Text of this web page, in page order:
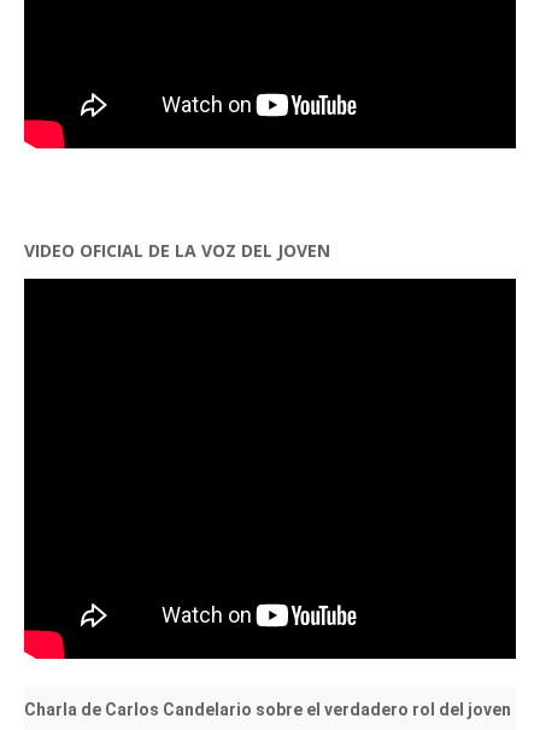
VIDEO OFICIAL DE LA VOZ DEL JOVEN
Charla de Carlos Candelario sobre el verdadero rol del joven